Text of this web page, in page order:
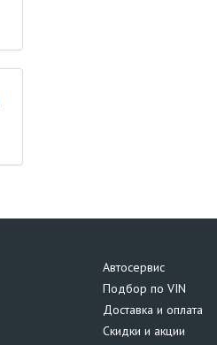
Автосервис
Подбор по VIN
Доставка и оплата
Скидки и акции